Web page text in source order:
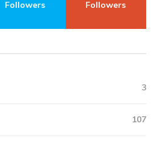
Followers
Followers
3
107